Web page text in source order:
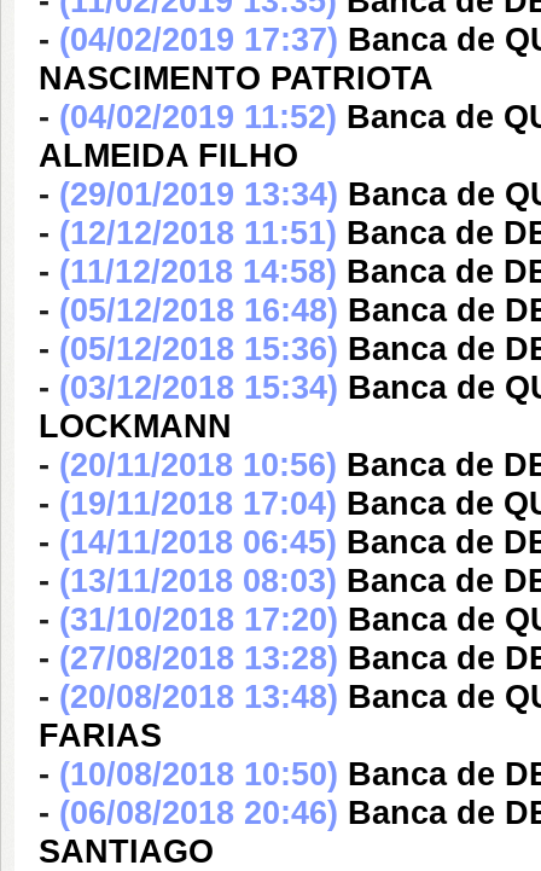
- (04/02/2019 17:37) Banca de
NASCIMENTO PATRIOTA
- (04/02/2019 11:52) Banca de
ALMEIDA FILHO
- (29/01/2019 13:34) Banca de
- (12/12/2018 11:51) Banca de
- (11/12/2018 14:58) Banca de
- (05/12/2018 16:48) Banca de
- (05/12/2018 15:36) Banca de
- (03/12/2018 15:34) Banca de
LOCKMANN
- (20/11/2018 10:56) Banca de
- (19/11/2018 17:04) Banca de
- (14/11/2018 06:45) Banca de
- (13/11/2018 08:03) Banca de
- (31/10/2018 17:20) Banca de
- (27/08/2018 13:28) Banca de
- (20/08/2018 13:48) Banca de
FARIAS
- (10/08/2018 10:50) Banca de
- (06/08/2018 20:46) Banca de
SANTIAGO